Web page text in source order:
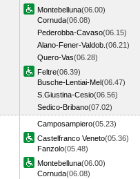
Montebelluna(06.00)
Cornuda(06.08)
Pederobba-Cavaso(06.15)
Alano-Fener-Valdob. (06.21)
Quero-Vas(06.28)
Feltre(06.39)
Busche-Lentiai-Mel(06.47)
S.Giustina-Cesio(06.56)
Sedico-Bribano(07.02)
Camposampiero(05.23)
Castelfranco Veneto(05.36)
Fanzolo(05.48)
Montebelluna(06.00)
Cornuda(06.08)